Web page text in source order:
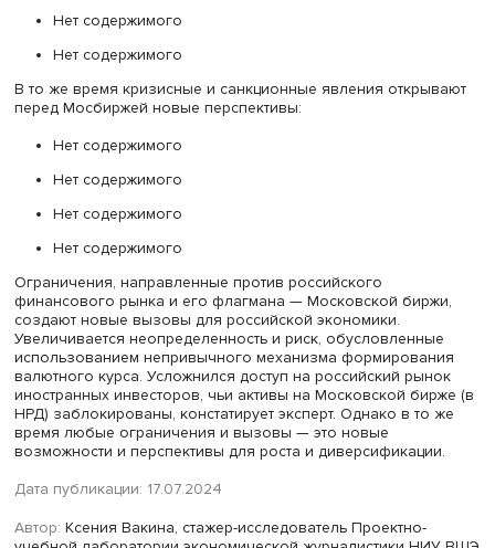
Тенденция к диверсификации доходов, по мнению
заметна и за рубежом. Ярким примером является
десятку крупнейших в мире по капитализации (3,4 трлн
долларов). В 2019 году она купила за 27 млрд
бывшее подразделение Reuters — информационно-
аналитическую компанию Refinitiv.
«Знание — это сила, и Лондонская биржа это понимает,
контроль над крупным информационным сервисом
ей компенсировать волатильность финансового рынка
Риски и перспективы
Андрей Столяров выделяет некоторые риски и
для российского финансового рынка и самой
биржи в сложившейся ситуации.
В частности, к рискам относятся:
Нет содержимого
Нет содержимого